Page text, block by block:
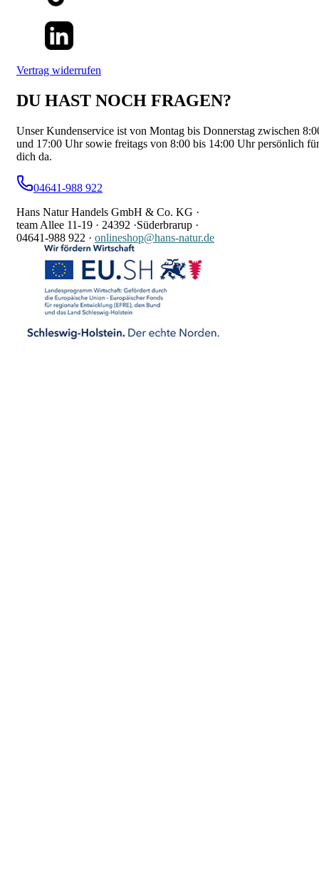
Vertrag widerrufen
DU HAST NOCH FRAGEN?
Unser Kundenservice ist von Montag bis Donnerstag zwischen
und 17:00 Uhr sowie freitags von 8:00 bis 14:00 Uhr persönlich für
dich da.
04641-988 922
Hans Natur Handels GmbH & Co. KG ·
team Allee 11-19 · 24392 ·Süderbrarup ·
04641-988 922 · onlineshop@hans-natur.de